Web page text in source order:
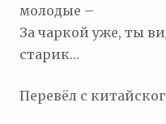
молодые –
За чаркой уже, ты
старик…
Перевёл с